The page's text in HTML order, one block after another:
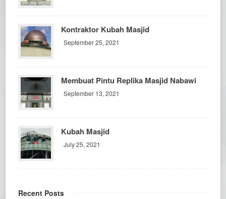
Kontraktor Kubah Masjid
September 25, 2021
Membuat Pintu Replika Masjid Nabawi
September 13, 2021
Kubah Masjid
July 25, 2021
Recent Posts